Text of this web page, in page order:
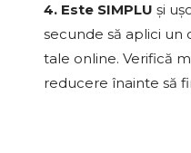
4. Este SIMPLU și
secunde să aplici
tale online. Verifică
reducere înainte să